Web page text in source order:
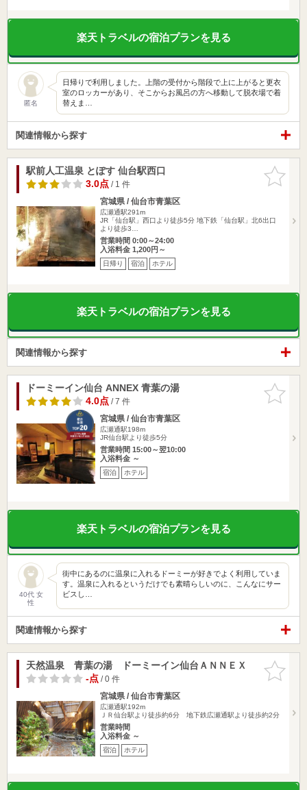
楽天トラベルの宿泊プランを見る
匿名
日帰りで利用しました。上階の受付から階段で上に上がると更衣
室のロッカーがあり、そこからお風呂の方へ移動して脱衣場で着
替えま…
関連情報から探す
お気に入
りに追加
駅前人工温泉 とぽす 仙台駅西口
3.0点/ 1 件
宮城県 / 仙台市青葉区
広瀬通駅291m
JR「仙台駅」西口より徒歩5分 地下鉄「仙台駅」北6出口
より徒歩3…
営業時間 0:00～24:00
入浴料金 1,200円～
日帰り 宿泊 ホテル
楽天トラベルの宿泊プランを見る
関連情報から探す
お気に入
りに追加
ドーミーイン仙台 ANNEX 青葉の湯
4.0点/ 7 件
宮城県 / 仙台市青葉区
広瀬通駅198m
JR仙台駅より徒歩5分
営業時間 15:00～翌10:00
入浴料金 ～
宿泊 ホテル
楽天トラベルの宿泊プランを見る
40代 女
性
街中にあるのに温泉に入れるドーミーが好きでよく利用していま
す。温泉に入れるというだけでも素晴らしいのに、こんなにサー
ビスし…
関連情報から探す
お気に入
りに追加
天然温泉 青葉の湯 ドーミーイン仙台ＡＮＮＥＸ
-点/ 0 件
宮城県 / 仙台市青葉区
広瀬通駅192m
ＪＲ仙台駅より徒歩約6分 地下鉄広瀬通駅より徒歩約2分
営業時間
入浴料金 ～
宿泊 ホテル